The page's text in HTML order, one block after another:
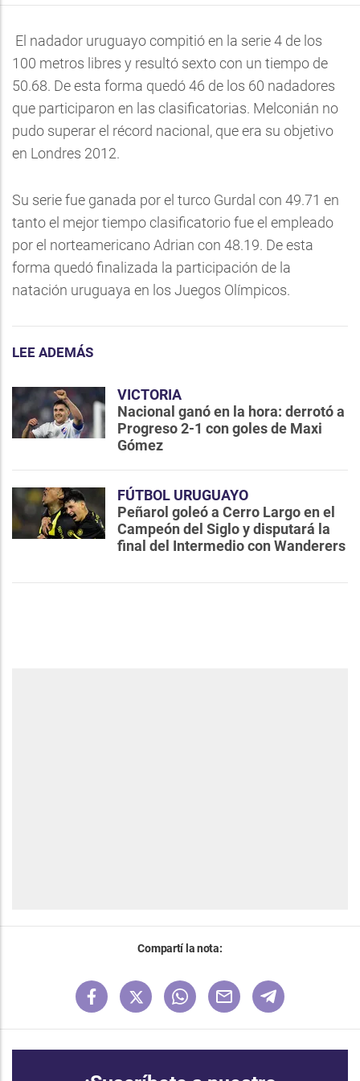
El nadador uruguayo compitió en la serie 4 de los
100 metros libres y resultó sexto con un tiempo de
50.68. De esta forma quedó 46 de los 60 nadadores
que participaron en las clasificatorias. Melconián no
pudo superar el récord nacional, que era su objetivo
en Londres 2012.
Su serie fue ganada por el turco Gurdal con 49.71 en
tanto el mejor tiempo clasificatorio fue el empleado
por el norteamericano Adrian con 48.19. De esta
forma quedó finalizada la participación de la
natación uruguaya en los Juegos Olímpicos.
LEE ADEMÁS
VICTORIA
Nacional ganó en la hora: derrotó a
Progreso 2-1 con goles de Maxi
Gómez
FÚTBOL URUGUAYO
Peñarol goleó a Cerro Largo en el
Campeón del Siglo y disputará la
final del Intermedio con Wanderers
Compartí la nota: